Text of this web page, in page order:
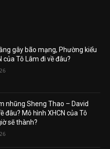
gây bão mạng, Phường kiểu
của Tô Lâm đi về đâu?
nhũng Sheng Thao – David
đâu? Mô hình XHCN của Tô
sẽ thành?